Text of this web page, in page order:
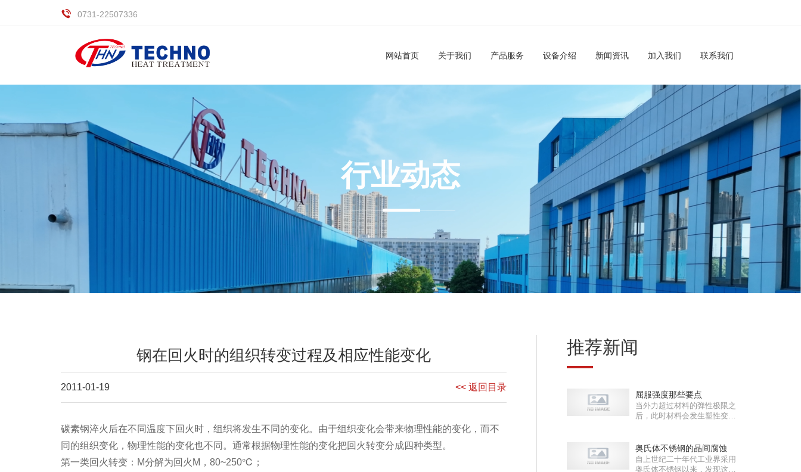
0731-22507336
网站首页 关于我们 产品服务 设备介绍 新闻资讯 加入我们 联系我们
行业动态
钢在回火时的组织转变过程及相应性能变化
2011-01-19 << 返回目录
碳素钢淬火后在不同温度下回火时，组织将发生不同的变化。由于组织变化会带来物理性能的变化，而不
同的组织变化，物理性能的变化也不同。通常根据物理性能的变化把回火转变分成四种类型。
第一类回火转变：M分解为回火M，80~250℃；
推荐新闻
屈服强度那些要点
当外力超过材料的弹性极限之
后，此时材料会发生塑性变
奥氏体不锈钢的晶间腐蚀
自上世纪二十年代工业界采用
奥氏体不锈钢以来，发现这类